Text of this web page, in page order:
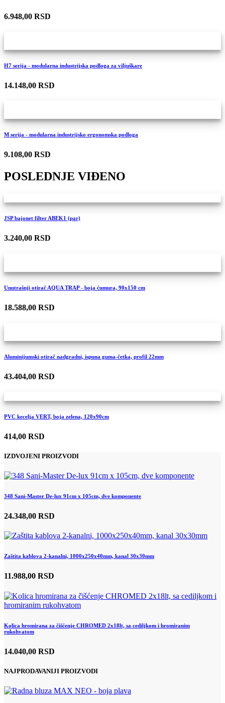
6.948,00 RSD
H7 serija - modularna industrijska podloga za viljuškare
14.148,00 RSD
M serija - modularna industrijsko ergonomska podloga
9.108,00 RSD
POSLEDNJE VIĐENO
JSP bajonet filter ABEK1 (par)
3.240,00 RSD
Unutrašnji otirač AQUA TRAP - boja ćumura, 90x150 cm
18.588,00 RSD
Aluminijumski otirač nadgradni, ispuna guma-četka, profil 22mm
43.404,00 RSD
PVC kecelja VERT, boja zelena, 120x90cm
414,00 RSD
IZDVOJENI PROIZVODI
348 Sani-Master De-lux 91cm x 105cm, dve komponente
24.348,00 RSD
Zaštita kablova 2-kanalni, 1000x250x40mm, kanal 30x30mm
11.988,00 RSD
Kolica hromirana za čišćenje CHROMED 2x18lt, sa cediljkom i hromiranim
rukohvatom
14.040,00 RSD
NAJPRODAVANIJI PROIZVODI